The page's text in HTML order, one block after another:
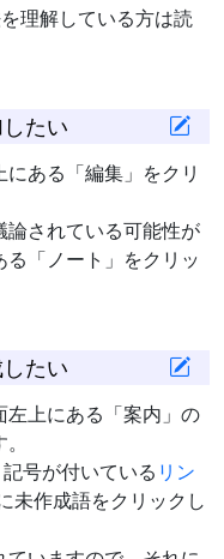
理解している方は読
たい
ある「編集」をクリ
されている可能性が
「ノート」をクリッ
たい
左上にある「案内」の
号が付いている リン
未作成語をクリックし